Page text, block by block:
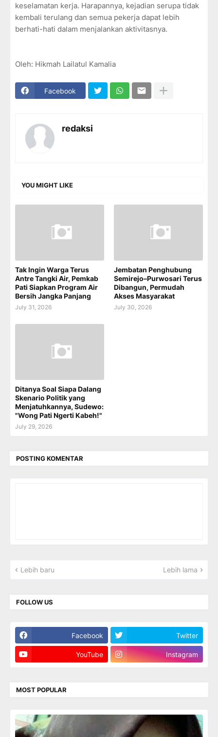
keselamatan kerja. Harapannya, kejadian serupa tidak
kembali terulang dan semua pekerja dapat lebih
berhati-hati dalam menjalankan aktivitasnya.
Oleh: Hikmah Lailatul Kamalia
Facebook
redaksi
YOU MIGHT LIKE
Tak Ingin Warga Terus
Antre Tangki Air, Pemkab
Pati Siapkan Program Air
Bersih Jangka Panjang
July 31, 2026
Jembatan Penghubung
Semirejo–Purwosari Terus
Dibangun, Permudah
Akses Masyarakat
July 30, 2026
Ditanya Soal Siapa Dalang
Skenario Politik yang
Menjatuhkannya, Sudewo:
"Wong Pati Ngerti Kabeh!"
July 29, 2026
POSTING KOMENTAR
Lebih baru Lebih lama
FOLLOW US
Facebook Twitter
YouTube Instagram
MOST POPULAR